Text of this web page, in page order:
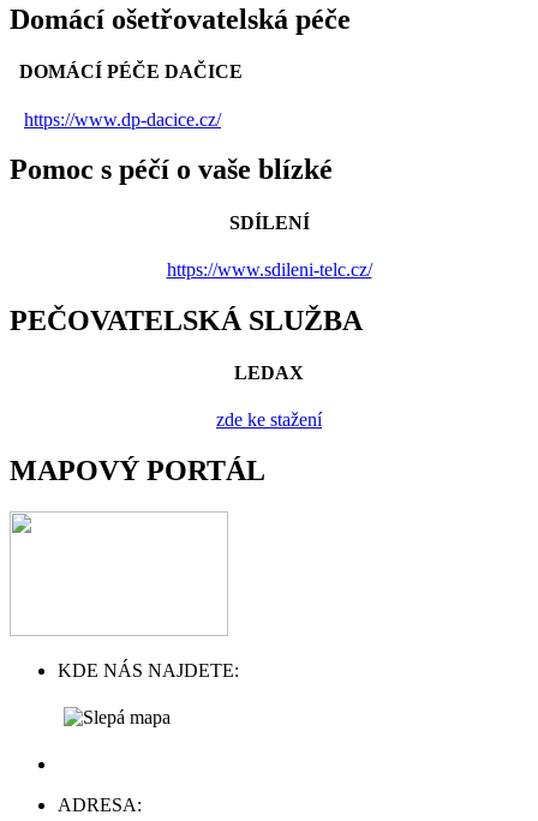
Domácí ošetřovatelská péče
DOMÁCÍ PÉČE DAČICE
https://www.dp-dacice.cz/
Pomoc s péčí o vaše blízké
SDÍLENÍ
https://www.sdileni-telc.cz/
PEČOVATELSKÁ SLUŽBA
LEDAX
zde ke stažení
MAPOVÝ PORTÁL
KDE NÁS NAJDETE:
ADRESA: